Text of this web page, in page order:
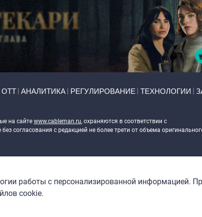
ОТТ АНАЛИТИКА РЕГУЛИРОВАНИЕ ТЕХНОЛОГИИ
на сайте www.cableman.ru, охраняются в соответствии с
согласования с редакцией не более трети от объема
работы с персонализированной информацией.
cookie.